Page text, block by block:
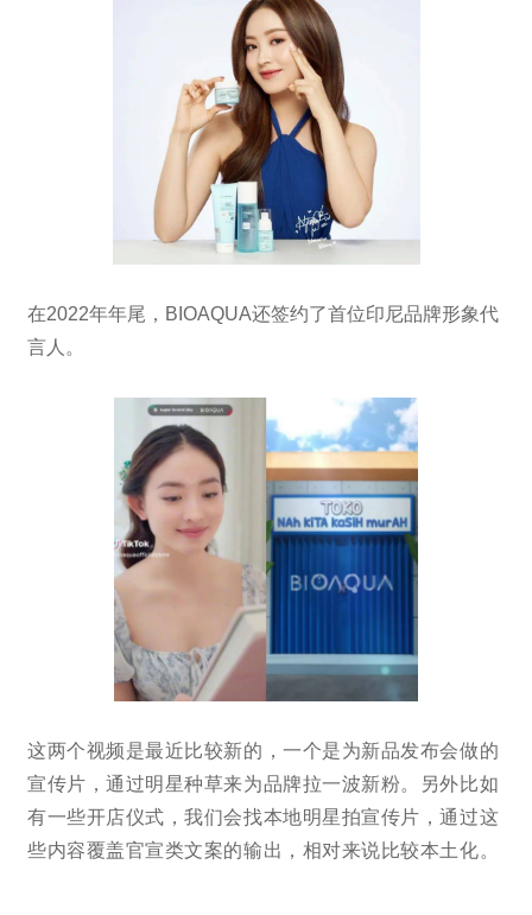
在2022年年尾，BIOAQUA还签约了首位印尼品牌形象代
言人。
这两个视频是最近比较新的，一个是为新品发布会做的
宣传片，通过明星种草来为品牌拉一波新粉。另外比如
有一些开店仪式，我们会找本地明星拍宣传片，通过这
些内容覆盖官宣类文案的输出，相对来说比较本土化。